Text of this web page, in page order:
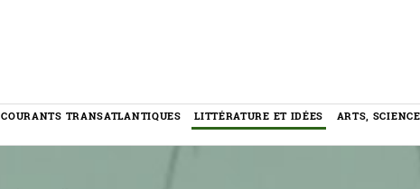
COURANTS TRANSATLANTIQUES LITTÉRATURE ET IDÉES ARTS,